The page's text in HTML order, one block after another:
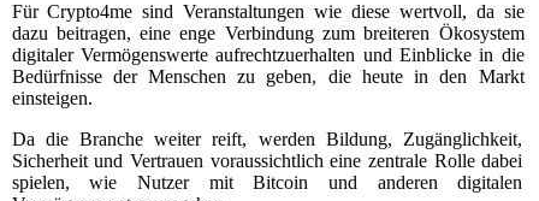
Für Crypto4me sind Veranstaltungen wie diese wertvoll, da sie
dazu beitragen, eine enge Verbindung zum breiteren Ökosystem
digitaler Vermögenswerte aufrechtzuerhalten und Einblicke in die
Bedürfnisse der Menschen zu geben, die heute in den Markt
einsteigen.
Da die Branche weiter reift, werden Bildung, Zugänglichkeit,
Sicherheit und Vertrauen voraussichtlich eine zentrale Rolle dabei
spielen, wie Nutzer mit Bitcoin und anderen digitalen